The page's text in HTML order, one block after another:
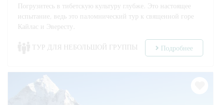
Погрузитесь в тибетскую культуру глубже. Это настоящее
испытание, ведь это паломнический тур к священной горе
Кайлас и Эвересту.
ТУР ДЛЯ НЕБОЛЬШОЙ ГРУППЫ Подробнее